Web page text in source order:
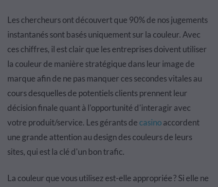
Les chercheurs ont découvert que 90% de nos jugements
instantanés sont basés uniquement sur la couleur. Avec
ces chiffres, il est clair que les entreprises doivent utiliser
la couleur de manière stratégique dans leur image de
marque afin de ne pas manquer ces secondes vitales au
cours desquelles de potentiels clients prennent leur
décision finale quant à l'opportunité d'interagir avec
votre produit/service. Les gérants decasinoaccordent
une grande attention au design des couleurs de leurs
sites, qui est la clé d'un bon trafic.
La couleur que vous utilisez est-elle appropriée ? Si elle ne